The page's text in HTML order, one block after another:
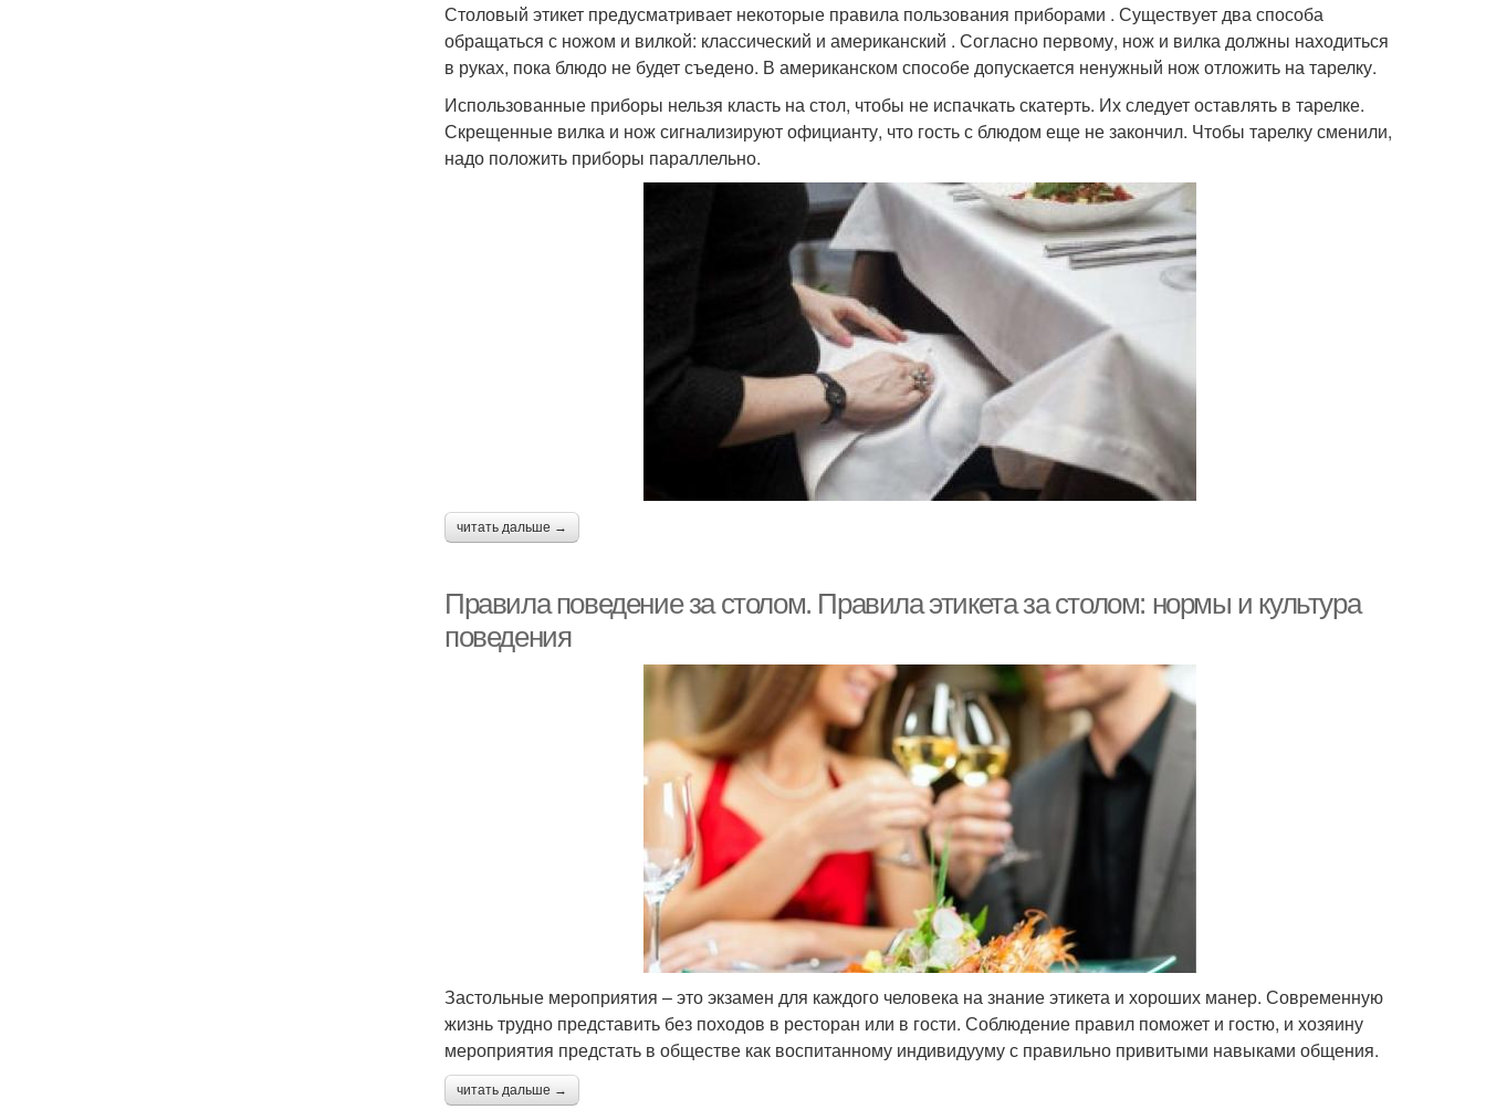
Столовый этикет предусматривает некоторые правила пользования приборами . Существует два способа
обращаться с ножом и вилкой: классический и американский . Согласно первому, нож и вилка должны находиться
в руках, пока блюдо не будет съедено. В американском способе допускается ненужный нож отложить на тарелку.
Использованные приборы нельзя класть на стол, чтобы не испачкать скатерть. Их следует оставлять в тарелке.
Скрещенные вилка и нож сигнализируют официанту, что гость с блюдом еще не закончил. Чтобы тарелку сменили,
надо положить приборы параллельно.
читать дальше →
Правила поведение за столом. Правила этикета за столом: нормы и культура
поведения
Застольные мероприятия – это экзамен для каждого человека на знание этикета и хороших манер. Современную
жизнь трудно представить без походов в ресторан или в гости. Соблюдение правил поможет и гостю, и хозяину
мероприятия предстать в обществе как воспитанному индивидууму с правильно привитыми навыками общения.
читать дальше →